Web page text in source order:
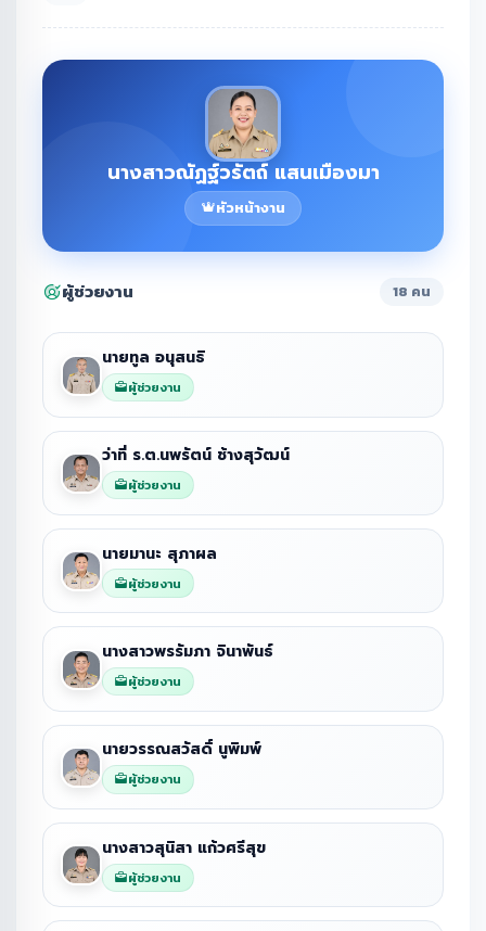
นางสาวณัฏฐ์วรัตถ์ แสนเมืองมา
หัวหน้างาน
ผู้ช่วยงาน 18 คน
นายทูล อนุสนธิ
ผู้ช่วยงาน
ว่าที่ ร.ต.นพรัตน์ ช้างสุวัฒน์
ผู้ช่วยงาน
นายมานะ สุภาผล
ผู้ช่วยงาน
นางสาวพรรัมภา จินาพันธ์
ผู้ช่วยงาน
นายวรรณสวัสดิ์ นูพิมพ์
ผู้ช่วยงาน
นางสาวสุนิสา แก้วศรีสุข
ผู้ช่วยงาน